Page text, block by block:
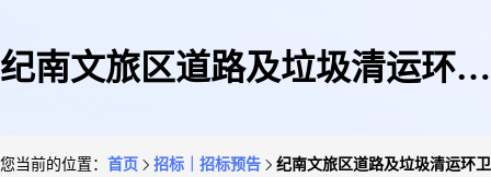
纪南文旅区道路及垃圾清运环卫
您当前的位置： 首页 招标｜招标预告 纪南文旅区道路及垃圾清运环